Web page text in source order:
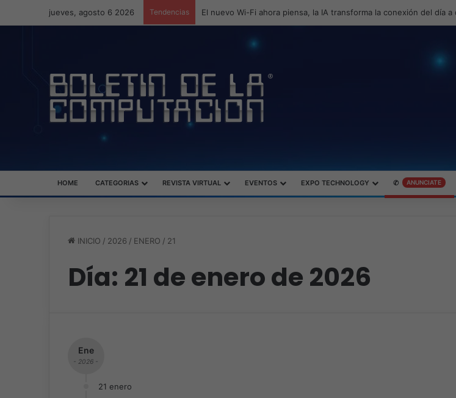
jueves, agosto 6 2026 Tendencias ASUS redefine la productividad y el gaming con la experiencia Duo
HOME CATEGORIAS REVISTA VIRTUAL EVENTOS EXPO TECHNOLOGY ✆ ANUNCIATE
INICIO / 2026 / ENERO / 21
Día: 21 de enero de 2026
Ene
- 2026 -
21 enero